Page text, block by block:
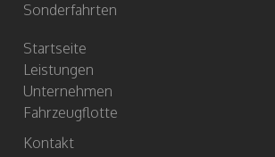
Sonderfahrten
Startseite
Leistungen
Unternehmen
Fahrzeugflotte
Kontakt